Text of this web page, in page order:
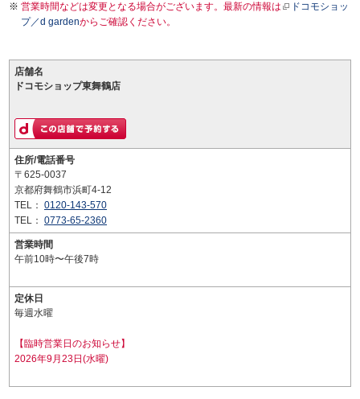
営業時間などは変更となる場合がございます。最新の情報は
ドコモショッ
プ／d gardenからご確認ください。
店舗名
ドコモショップ東舞鶴店
住所/電話番号
〒625-0037
京都府舞鶴市浜町4-12
TEL： 0120-143-570
TEL： 0773-65-2360
営業時間
午前10時〜午後7時
定休日
毎週水曜
【臨時営業日のお知らせ】
2026年9月23日(水曜)